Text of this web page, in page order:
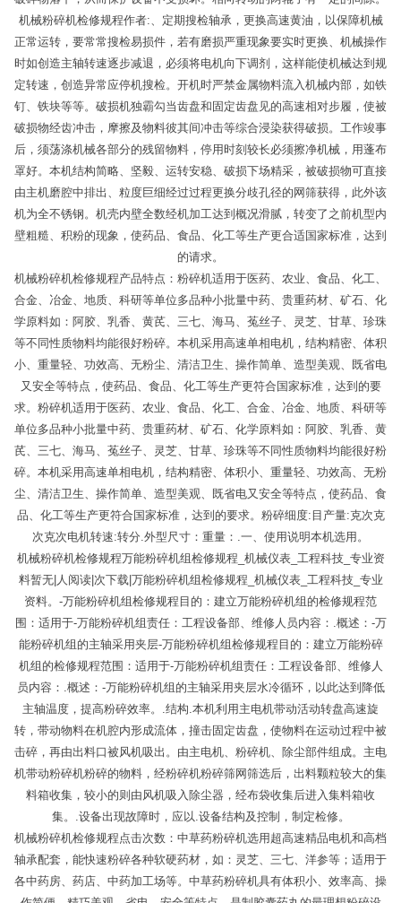
机械粉碎机检修规程作者:、定期搜检轴承，更换高速黄油，以保障机械
正常运转，要常常搜检易损件，若有磨损严重现象要实时更换、机械操作
时如创造主轴转速逐步减退，必须将电机向下调剂，这样能使机械达到规
定转速，创造异常应停机搜检。开机时严禁金属物料流入机械内部，如铁
钉、铁块等等。破损机独霸勾当齿盘和固定齿盘见的高速相对步履，使被
破损物经齿冲击，摩擦及物料彼其间冲击等综合浸染获得破损。工作竣事
后，须荡涤机械各部分的残留物料，停用时刻较长必须擦净机械，用蓬布
罩好。本机结构简略、坚毅、运转安稳、破损下场精采，被破损物可直接
由主机磨腔中排出、粒度巨细经过过程更换分歧孔径的网筛获得，此外该
机为全不锈钢。机壳内壁全数经机加工达到概况滑腻，转变了之前机型内
壁粗糙、积粉的现象，使药品、食品、化工等生产更合适国家标准，达到
的请求。
机械粉碎机检修规程产品特点：粉碎机适用于医药、农业、食品、化工、
合金、冶金、地质、科研等单位多品种小批量中药、贵重药材、矿石、化
学原料如：阿胶、乳香、黄芪、三七、海马、菟丝子、灵芝、甘草、珍珠
等不同性质物料均能很好粉碎。本机采用高速单相电机，结构精密、体积
小、重量轻、功效高、无粉尘、清洁卫生、操作简单、造型美观、既省电
又安全等特点，使药品、食品、化工等生产更符合国家标准，达到的要
求。粉碎机适用于医药、农业、食品、化工、合金、冶金、地质、科研等
单位多品种小批量中药、贵重药材、矿石、化学原料如：阿胶、乳香、黄
芪、三七、海马、菟丝子、灵芝、甘草、珍珠等不同性质物料均能很好粉
碎。本机采用高速单相电机，结构精密、体积小、重量轻、功效高、无粉
尘、清洁卫生、操作简单、造型美观、既省电又安全等特点，使药品、食
品、化工等生产更符合国家标准，达到的要求。粉碎细度:目产量:克次克
次克次电机转速:转分.外型尺寸：重量：.一、使用说明本机选用。
机械粉碎机检修规程万能粉碎机组检修规程_机械仪表_工程科技_专业资
料暂无|人阅读|次下载|万能粉碎机组检修规程_机械仪表_工程科技_专业
资料。-万能粉碎机组检修规程目的：建立万能粉碎机组的检修规程范
围：适用于-万能粉碎机组责任：工程设备部、维修人员内容：.概述：-万
能粉碎机组的主轴采用夹层-万能粉碎机组检修规程目的：建立万能粉碎
机组的检修规程范围：适用于-万能粉碎机组责任：工程设备部、维修人
员内容：.概述：-万能粉碎机组的主轴采用夹层水冷循环，以此达到降低
主轴温度，提高粉碎效率。.结构.本机利用主电机带动活动转盘高速旋
转，带动物料在机腔内形成流体，撞击固定齿盘，使物料在运动过程中被
击碎，再由出料口被风机吸出。由主电机、粉碎机、除尘部件组成。主电
机带动粉碎机粉碎的物料，经粉碎机粉碎筛网筛选后，出料颗粒较大的集
料箱收集，较小的则由风机吸入除尘器，经布袋收集后进入集料箱收
集。.设备出现故障时，应以.设备结构及控制，制定检修。
机械粉碎机检修规程点击次数：中草药粉碎机选用超高速精品电机和高档
轴承配套，能快速粉碎各种软硬药材，如：灵芝、三七、洋参等；适用于
各中药房、药店、中药加工场等。中草药粉碎机具有体积小、效率高、操